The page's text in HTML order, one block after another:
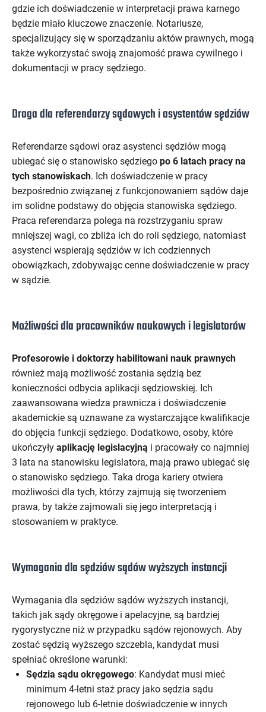
gdzie ich doświadczenie w interpretacji prawa karnego
będzie miało kluczowe znaczenie. Notariusze,
specjalizujący się w sporządzaniu aktów prawnych, mogą
także wykorzystać swoją znajomość prawa cywilnego i
dokumentacji w pracy sędziego.
Droga dla referendarzy sądowych i asystentów sędziów
Referendarze sądowi oraz asystenci sędziów mogą
ubiegać się o stanowisko sędziego po 6 latach pracy na
tych stanowiskach. Ich doświadczenie w pracy
bezpośrednio związanej z funkcjonowaniem sądów daje
im solidne podstawy do objęcia stanowiska sędziego.
Praca referendarza polega na rozstrzyganiu spraw
mniejszej wagi, co zbliża ich do roli sędziego, natomiast
asystenci wspierają sędziów w ich codziennych
obowiązkach, zdobywając cenne doświadczenie w pracy
w sądzie.
Możliwości dla pracowników naukowych i legislatorów
Profesorowie i doktorzy habilitowani nauk prawnych
również mają możliwość zostania sędzią bez
konieczności odbycia aplikacji sędziowskiej. Ich
zaawansowana wiedza prawnicza i doświadczenie
akademickie są uznawane za wystarczające kwalifikacje
do objęcia funkcji sędziego. Dodatkowo, osoby, które
ukończyły aplikację legislacyjną i pracowały co najmniej
3 lata na stanowisku legislatora, mają prawo ubiegać się
o stanowisko sędziego. Taka droga kariery otwiera
możliwości dla tych, którzy zajmują się tworzeniem
prawa, by także zajmowali się jego interpretacją i
stosowaniem w praktyce.
Wymagania dla sędziów sądów wyższych instancji
Wymagania dla sędziów sądów wyższych instancji,
takich jak sądy okręgowe i apelacyjne, są bardziej
rygorystyczne niż w przypadku sądów rejonowych. Aby
zostać sędzią wyższego szczebla, kandydat musi
spełniać określone warunki:
Sędzia sądu okręgowego: Kandydat musi mieć
minimum 4-letni staż pracy jako sędzia sądu
rejonowego lub 6-letnie doświadczenie w innych